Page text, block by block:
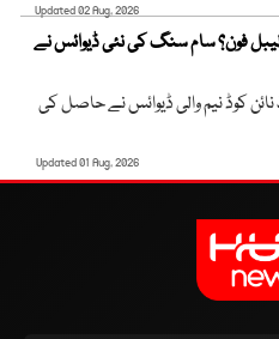
Updated 02 Aug, 2026
فون؟ سام سنگ کی نئی ڈیوائس نے
کوڈ نیم والی ڈیوائس نے حاصل کی
Updated 01 Aug, 2026